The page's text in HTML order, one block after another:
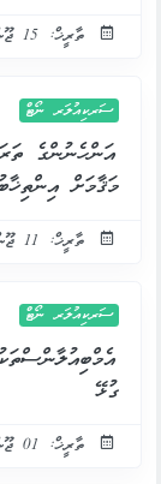
ތާރީޚް: 15 ޖޫން 2026
ސަރކިއުލަރ ނޯޓް
އަންހެނުންގެ
މަޤާމަށް
ތާރީޚް: 11 ޖޫން 2026
ސަރކިއުލަރ ނޯޓް
ގުޅޭ
ތާރީޚް: 01 ޖޫން 2026